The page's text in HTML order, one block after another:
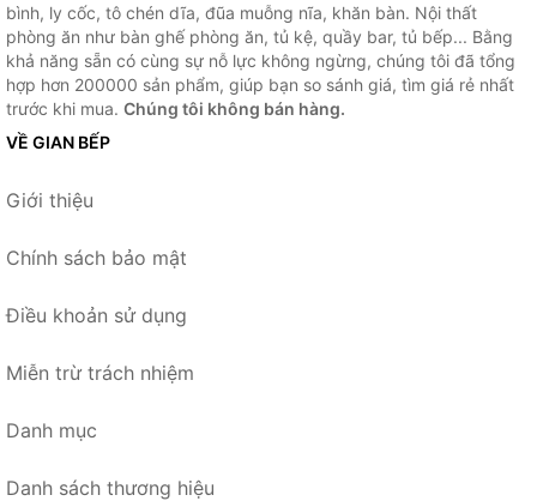
bình, ly cốc, tô chén dĩa, đũa muỗng nĩa, khăn bàn. Nội thất
phòng ăn như bàn ghế phòng ăn, tủ kệ, quầy bar, tủ bếp... Bằng
khả năng sẵn có cùng sự nỗ lực không ngừng, chúng tôi đã tổng
hợp hơn 200000 sản phẩm, giúp bạn so sánh giá, tìm giá rẻ nhất
trước khi mua. Chúng tôi không bán hàng.
VỀ GIAN BẾP
Giới thiệu
Chính sách bảo mật
Điều khoản sử dụng
Miễn trừ trách nhiệm
Danh mục
Danh sách thương hiệu